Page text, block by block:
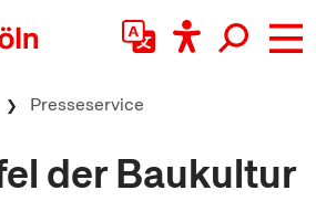
Presseservice
der Baukultur